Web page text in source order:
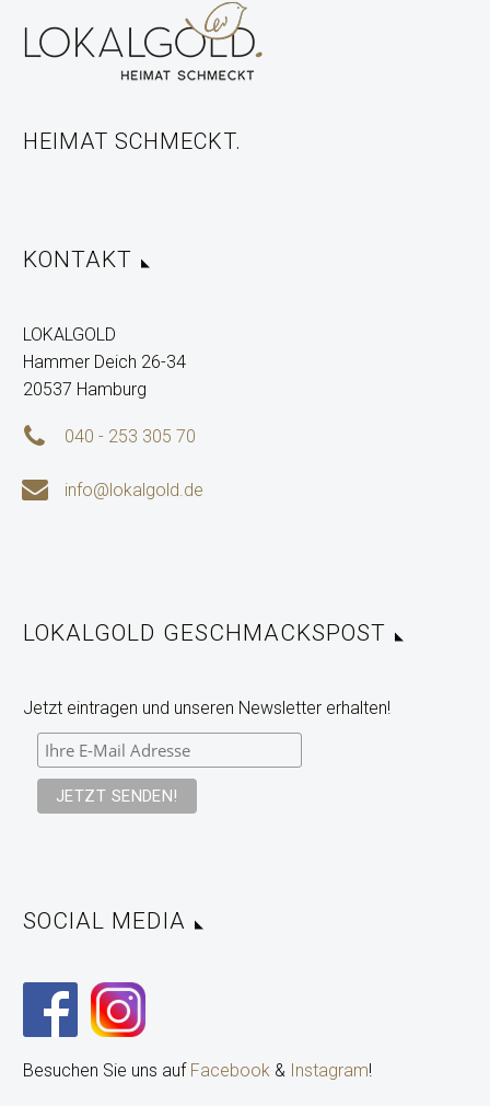
HEIMAT SCHMECKT.
KONTAKT
LOKALGOLD
Hammer Deich 26-34
20537 Hamburg

 040 - 253 305 70

 info@lokalgold.de
LOKALGOLD GESCHMACKSPOST
Jetzt eintragen und unseren Newsletter erhalten!
SOCIAL MEDIA
Besuchen Sie uns auf Facebook & Instagram!